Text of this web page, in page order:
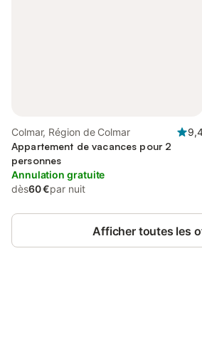
Colmar, Région de Colmar
Appartement de vacances pour 2
personnes
Annulation gratuite
dès60 €par nuit
Afficher toutes les